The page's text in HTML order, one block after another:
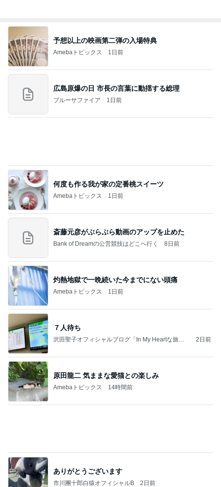
予想以上の映画第二弾の入場特典
Amebaトピックス 1日前
広島原爆の日 市長の言葉に動揺する総理
ブルーサファイア 1日前
何度も作る我が家の定番桃スイーツ
Amebaトピックス 1日前
斎藤元彦がぶらぶら動画のアップを止めた
Bank of Dreamの公営競技はどこへ行く 8日前
灼熱地獄で一晩続いた今までにない頭痛
Amebaトピックス 1日前
７人待ち
沢田聖子オフィシャルブログ「In My Heartな旅日
2日前
原田龍二 気ままな愛猫との楽しみ
Amebaトピックス 14時間前
ありがとうございます
市川團十郎白猿オフィシャルB 2日前